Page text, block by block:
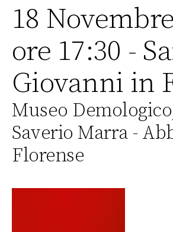
18
ore 17:30 -
Giovanni in
Museo
Saverio Marra -
Florense